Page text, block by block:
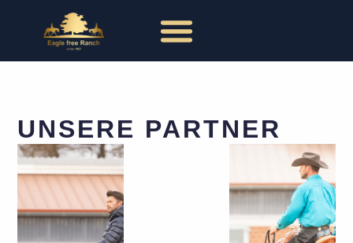
UNSERE PARTNER
SATTELMAX
Unsere
Lieblingspads
TACK